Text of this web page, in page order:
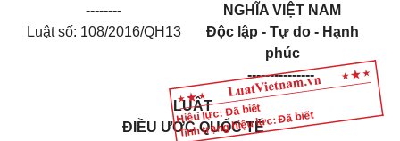
Hiệu lực: Đã biết
Tình trạng hiệu lực: Đã biết
--------
Luật số: 108/2016/QH13
NGHĨA VIỆT NAM
Độc lập - Tự do - Hạnh
phúc
---------------
LUẬT
ĐIỀU ƯỚC QUỐC TẾ